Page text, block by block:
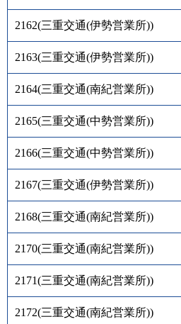
2162(三重交通(伊勢営業所))
2163(三重交通(伊勢営業所))
2164(三重交通(南紀営業所))
2165(三重交通(中勢営業所))
2166(三重交通(中勢営業所))
2167(三重交通(伊勢営業所))
2168(三重交通(南紀営業所))
2170(三重交通(南紀営業所))
2171(三重交通(南紀営業所))
2172(三重交通(南紀営業所))